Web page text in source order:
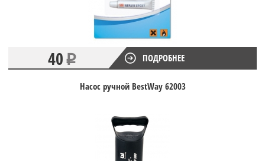
40 ПОДРОБНЕЕ
Насос ручной BestWay 62003